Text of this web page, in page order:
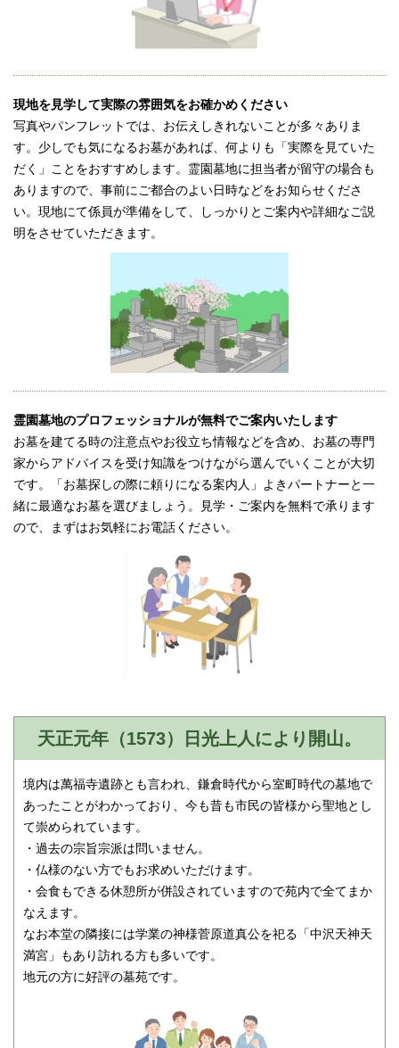
現地を見学して実際の雰囲気をお確かめください
写真やパンフレットでは、お伝えしきれないことが多々ありま
す。少しでも気になるお墓があれば、何よりも「実際を見ていた
だく」ことをおすすめします。霊園墓地に担当者が留守の場合も
ありますので、事前にご都合のよい日時などをお知らせくださ
い。現地にて係員が準備をして、しっかりとご案内や詳細なご説
明をさせていただきます。
霊園墓地のプロフェッショナルが無料でご案内いたします
お墓を建てる時の注意点やお役立ち情報などを含め、お墓の専門
家からアドバイスを受け知識をつけながら選んでいくことが大切
です。「お墓探しの際に頼りになる案内人」よきパートナーと一
緒に最適なお墓を選びましょう。見学・ご案内を無料で承ります
ので、まずはお気軽にお電話ください。
天正元年（1573）日光上人により開山。
境内は萬福寺遺跡とも言われ、鎌倉時代から室町時代の墓地で
あったことがわかっており、今も昔も市民の皆様から聖地とし
て崇められています。
・過去の宗旨宗派は問いません。
・仏様のない方でもお求めいただけます。
・会食もできる休憩所が併設されていますので苑内で全てまか
なえます。
なお本堂の隣接には学業の神様菅原道真公を祀る「中沢天神天
満宮」もあり訪れる方も多いです。
地元の方に好評の墓苑です。